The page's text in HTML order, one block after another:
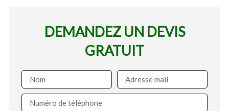
DEMANDEZ UN DEVIS
GRATUIT